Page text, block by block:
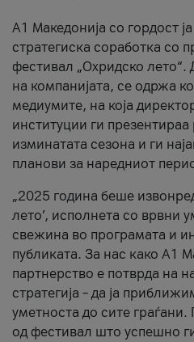
A1 Македонија со гордост
стратегиска соработка со
фестивал „Охридско
на компанијата, се одржа
медиумите, на која
институции ги презентираа
изминатата сезона и ги
планови за наредниот
„2025 година беше
лето’, исполнета со врвни
свежина во програмата и
публиката. За нас како A1
партнерство е потврда на
стратегија – да ја
уметноста до сите
од фестивал што успешно